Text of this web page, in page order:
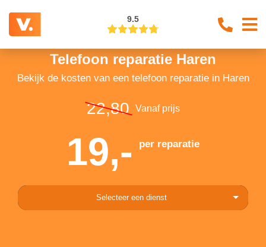
9.5
Telefoon reparatie Haren
Bekijk de kosten van een telefoon reparatie in Haren
22,80 Vanaf prijs
19,- per reparatie
Selecteer een dienst